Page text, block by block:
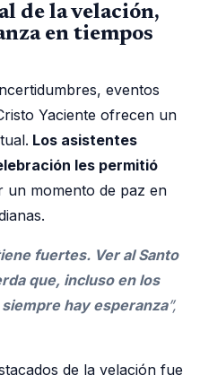
de la velación,
en tiempos
eventos
Yaciente ofrecen un
Los asistentes
les permitió
un momento de paz en
fuertes. Ver al Santo
que, incluso en los
hay esperanza”,
de la velación fue